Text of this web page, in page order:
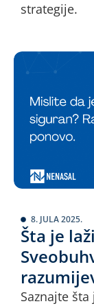
strategije.
8. JULA 2025.
Šta je
Saznajte